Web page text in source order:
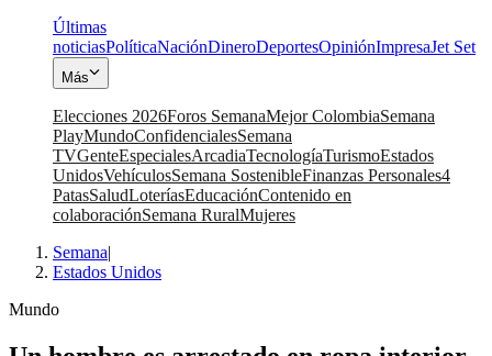
Últimas
noticiasPolíticaNaciónDineroDeportesOpiniónImpresaJet Set
Más
Elecciones 2026Foros SemanaMejor ColombiaSemana
PlayMundoConfidencialesSemana
TVGenteEspecialesArcadiaTecnologíaTurismoEstados
UnidosVehículosSemana SostenibleFinanzas Personales4
PatasSaludLoteríasEducaciónContenido en
colaboraciónSemana RuralMujeres
Semana|
Estados Unidos
Mundo